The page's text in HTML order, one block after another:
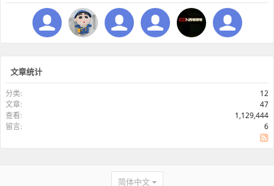
文章统计
分类:
12
文章:
47
查看:
1,129,444
留言:
6
简体中文